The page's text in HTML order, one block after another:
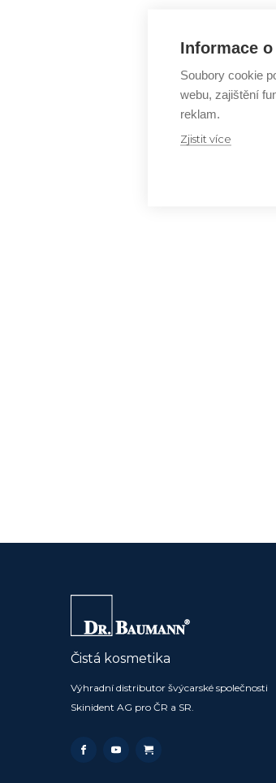
Čistá kosmetika
Výhradní distributor švýcarské společnosti
Skinident AG pro ČR a SR.
Informace
Soubory cookie
webu, zajištění
reklam.
Zjistit více